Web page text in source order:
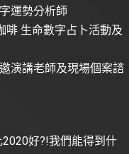
運勢分析師
啡 生命數字占卜活動及
演講老師及現場個案諮
好?!我們能得到什